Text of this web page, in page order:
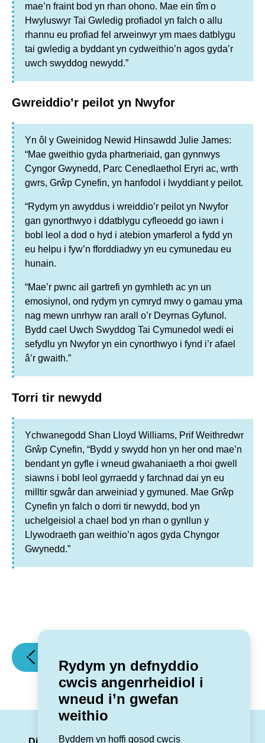
Rydym yn defnyddio
cwcis angenrheidiol i
wneud i’n gwefan
weithio
Byddem yn hoffi gosod cwcis
mae’n fraint bod yn rhan ohono. Mae ein tîm o
Hwyluswyr Tai Gwledig profiadol yn falch o allu
rhannu eu profiad fel arweinwyr ym maes datblygu
tai gwledig a byddant yn cydweithio’n agos gyda’r
uwch swyddog newydd.”
Gwreiddio’r peilot yn Nwyfor
Yn ôl y Gweinidog Newid Hinsawdd Julie James:
“Mae gweithio gyda phartneriaid, gan gynnwys
Cyngor Gwynedd, Parc Cenedlaethol Eryri ac, wrth
gwrs, Grŵp Cynefin, yn hanfodol i lwyddiant y peilot.
“Rydym yn awyddus i wreiddio’r peilot yn Nwyfor
gan gynorthwyo i ddatblygu cyfleoedd go iawn i
bobl leol a dod o hyd i atebion ymarferol a fydd yn
eu helpu i fyw’n fforddiadwy yn eu cymunedau eu
hunain.
“Mae’r pwnc ail gartrefi yn gymhleth ac yn un
emosiynol, ond rydym yn cymryd mwy o gamau yma
nag mewn unrhyw ran arall o’r Deyrnas Gyfunol.
Bydd cael Uwch Swyddog Tai Cymunedol wedi ei
sefydlu yn Nwyfor yn ein cynorthwyo i fynd i’r afael
â’r gwaith.”
Torri tir newydd
Ychwanegodd Shan Lloyd Williams, Prif Weithredwr
Grŵp Cynefin, “Bydd y swydd hon yn her ond mae’n
bendant yn gyfle i wneud gwahaniaeth a rhoi gwell
siawns i bobl leol gyrraedd y farchnad dai yn eu
milltir sgwâr dan arweiniad y gymuned. Mae Grŵp
Cynefin yn falch o dorri tir newydd, bod yn
uchelgeisiol a chael bod yn rhan o gynllun y
Llywodraeth gan weithio’n agos gyda Chyngor
Gwynedd.”
(Cynllun
iechyd
£38
Weithredwr
yn
galw